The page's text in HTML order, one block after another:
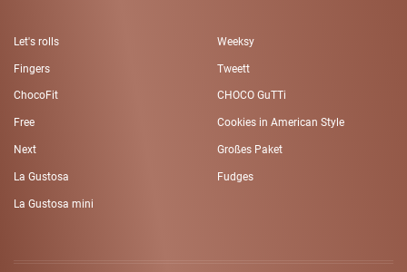
Let's rolls
Fingers
ChocoFit
Free
Next
La Gustosa
La Gustosa mini
Weeksy
Tweett
CHOCO GuTTi
Cookies in American Style
Großes Paket
Fudges